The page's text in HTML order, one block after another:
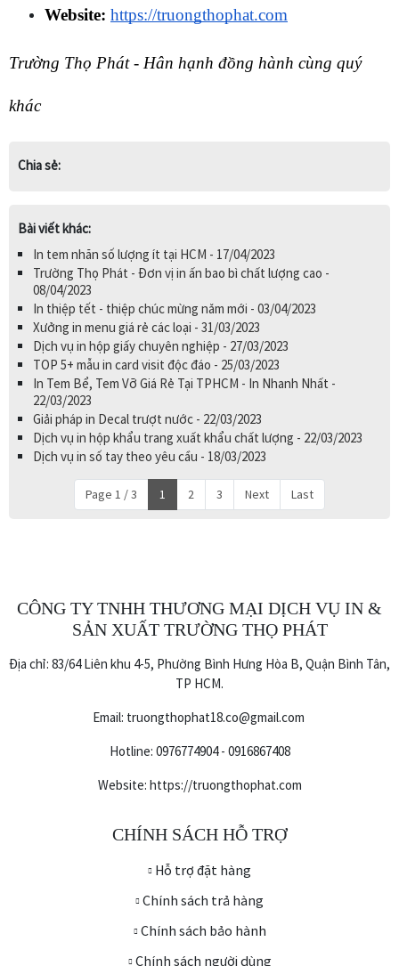
Website: https://truongthophat.com
Trường Thọ Phát - Hân hạnh đồng hành cùng quý
khác
Chia sẻ:
Bài viết khác:
In tem nhãn số lượng ít tại HCM - 17/04/2023
Trường Thọ Phát - Đơn vị in ấn bao bì chất lượng cao -
08/04/2023
In thiệp tết - thiệp chúc mừng năm mới - 03/04/2023
Xưởng in menu giá rẻ các loại - 31/03/2023
Dịch vụ in hộp giấy chuyên nghiệp - 27/03/2023
TOP 5+ mẫu in card visit độc đáo - 25/03/2023
In Tem Bể, Tem Vỡ Giá Rẻ Tại TPHCM - In Nhanh Nhất -
22/03/2023
Giải pháp in Decal trượt nước - 22/03/2023
Dịch vụ in hộp khẩu trang xuất khẩu chất lượng - 22/03/2023
Dịch vụ in số tay theo yêu cầu - 18/03/2023
Page 1 / 3 1 2 3 Next Last
CÔNG TY TNHH THƯƠNG MẠI DỊCH VỤ IN &
SẢN XUẤT TRƯỜNG THỌ PHÁT
Địa chỉ: 83/64 Liên khu 4-5, Phường Bình Hưng Hòa B, Quận Bình Tân,
TP HCM.
Email: truongthophat18.co@gmail.com
Hotline: 0976774904 - 0916867408
Website: https://truongthophat.com
CHÍNH SÁCH HỖ TRỢ
Hỗ trợ đặt hàng
Chính sách trả hàng
Chính sách bảo hành
Chính sách người dùng